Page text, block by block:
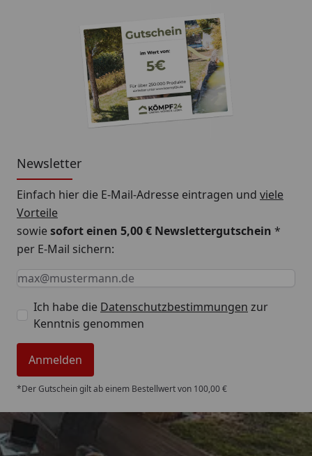
Newsletter
Einfach hier die E-Mail-Adresse eintragen und viele
Vorteile
sowiesofort einen 5,00 € Newslettergutschein *
per E-Mail sichern:
Keine Eingabe erforderlich
Eingabe erforderlich
E-Mail *
Ich habe die Datenschutzbestimmungen zur
Kenntnis genommen
Anmelden
*Der Gutschein gilt ab einem Bestellwert von 100,00 €